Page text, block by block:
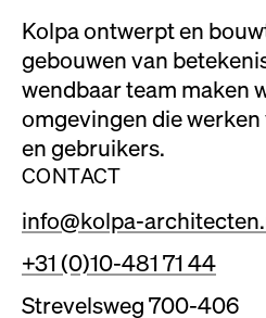
Kolpa ontwerpt en
gebouwen van
wendbaar team maken
omgevingen die
en gebruikers.
CONTACT
info@kolpa-
+31 (0)10-481 71 44
Strevelsweg 700-406